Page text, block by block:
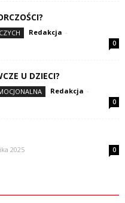
Redakcja -
0
U DZIECI?
Redakcja -
0
2025 0